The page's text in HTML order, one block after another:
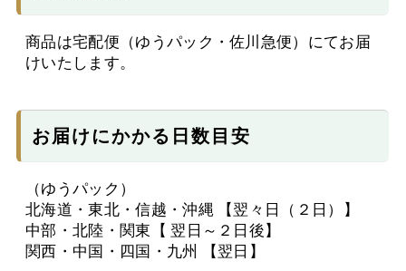
商品は宅配便（ゆうパック・佐川急便）にてお届
けいたします。
お届けにかかる日数目安
（ゆうパック）
北海道・東北・信越・沖縄 【翌々日（２日）】
中部・北陸・関東【 翌日～２日後】
関西・中国・四国・九州 【翌日】